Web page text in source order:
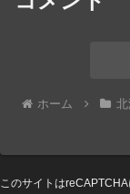
ホーム
このサイトは